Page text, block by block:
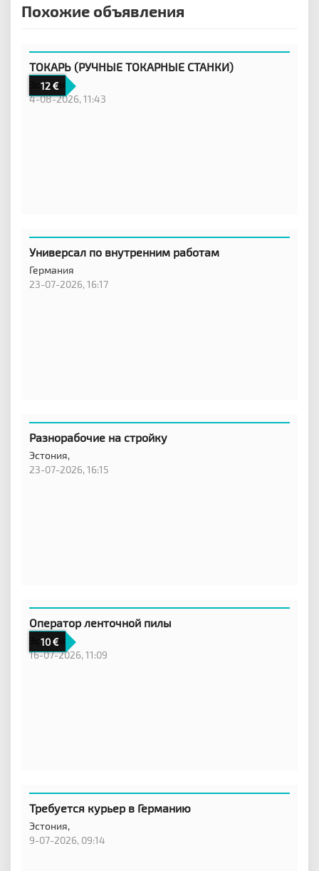
Похожие объявления
12
ТОКАРЬ (РУЧНЫЕ ТОКАРНЫЕ СТАНКИ)
Эстония
4-08-2026, 11:43
Универсал по внутренним работам
Германия
23-07-2026, 16:17
Разнорабочие на стройку
Эстония,
23-07-2026, 16:15
10
Оператор ленточной пилы
Эстония
16-07-2026, 11:09
Требуется курьер в Германию
Эстония,
9-07-2026, 09:14